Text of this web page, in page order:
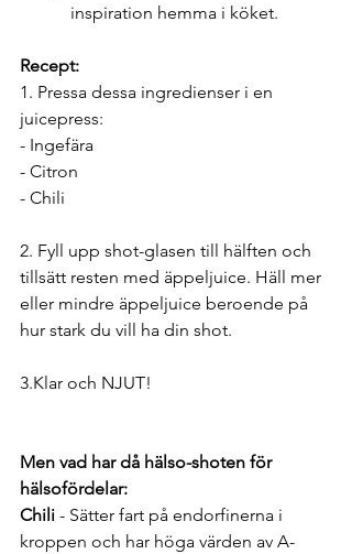
inspiration hemma i köket.
Recept:
1. Pressa dessa ingredienser i en
juicepress:
- Ingefära
- Citron
- Chili
2. Fyll upp shot-glasen till hälften och
tillsätt resten med äppeljuice. Häll mer
eller mindre äppeljuice beroende på
hur stark du vill ha din shot.
3.Klar och NJUT!
Men vad har då hälso-shoten för
hälsofördelar:
Chili - Sätter fart på endorfinerna i
kroppen och har höga värden av A-